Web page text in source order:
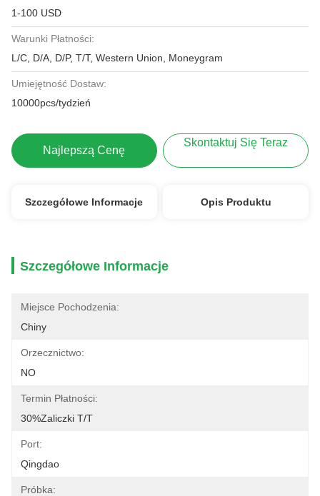
1-100 USD
Warunki Płatności:
L/C, D/A, D/P, T/T, Western Union, Moneygram
Umiejętność Dostaw:
10000pcs/tydzień
Najlepszą Cenę
Skontaktuj Się Teraz
Szczegółowe Informacje Opis Produktu
Szczegółowe Informacje
Miejsce Pochodzenia:
Chiny
Orzecznictwo:
NO
Termin Płatności:
30%zaliczki T/t
Port:
Qingdao
Próbka: